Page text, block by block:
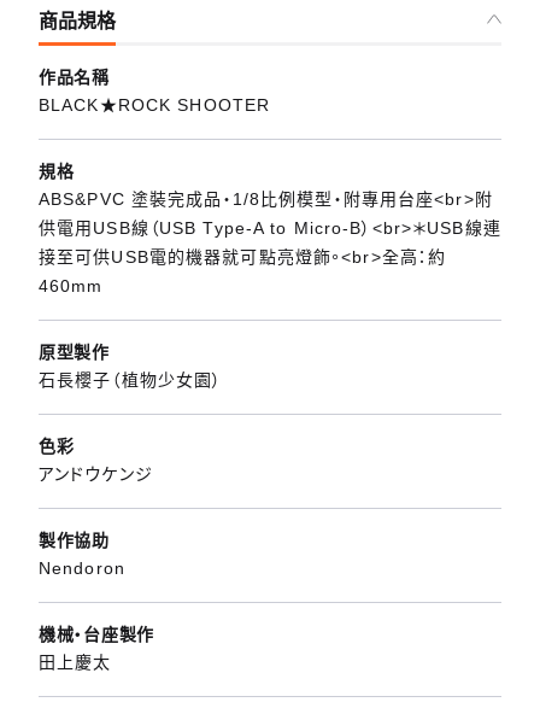
商品規格
作品名稱
BLACK★ROCK SHOOTER
規格
ABS&PVC 塗裝完成品・1/8比例模型・附專用台座<br>附
供電用USB線（USB Type-A to Micro-B）<br>＊USB線連
接至可供USB電的機器就可點亮燈飾。<br>全高：約
460mm
原型製作
石長櫻子（植物少女園）
色彩
アンドウケンジ
製作協助
Nendoron
機械・台座製作
田上慶太